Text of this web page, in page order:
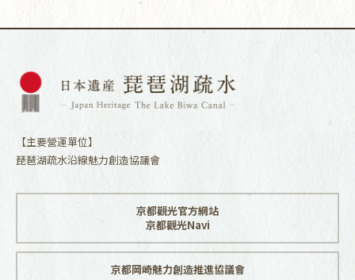
【主要營運單位】
琵琶湖疏水沿線魅力創造協議會
京都觀光官方網站
京都觀光Navi
京都岡崎魅力創造推進協議會